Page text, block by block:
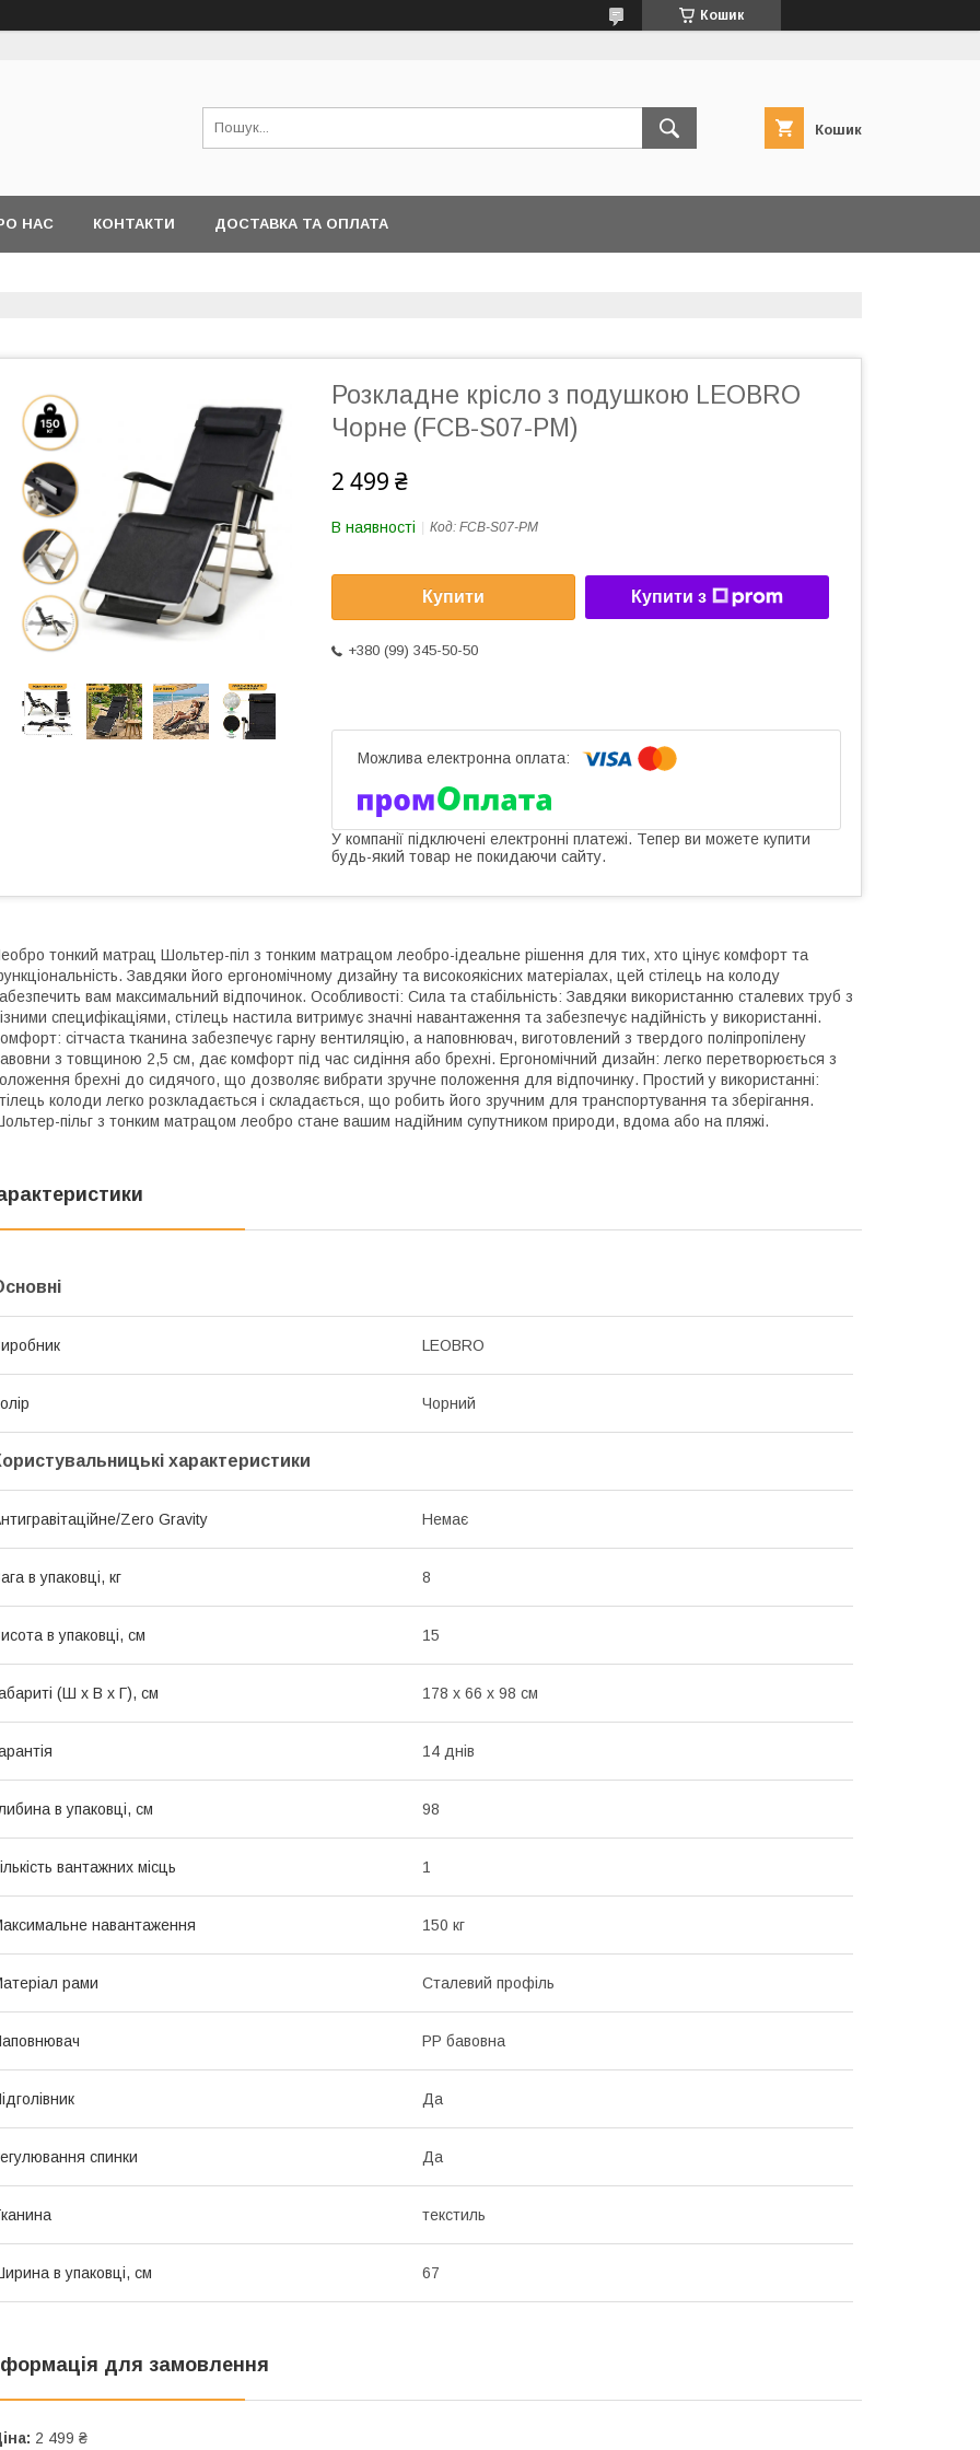
Кошик
Кошик
НАС КОНТАКТИ ДОСТАВКА ТА ОПЛАТА
Розкладне крісло з подушкою LEOBRO
Чорне (FCB-S07-PM)
2 499 ₴
В наявності Код: FCB-S07-PM
Купити Купити з
+380 (99) 345-50-50
У компанії підключені електронні платежі. Тепер ви можете купити
будь-який товар не покидаючи сайту.
тонкий матрац Шольтер-піл з тонким матрацом леобро-ідеальне рішення для тих, хто цінує комфорт та
Завдяки його ергономічному дизайну та високоякісних матеріалах, цей стілець на колоду
вам максимальний відпочинок. Особливості: Сила та стабільність: Завдяки використанню сталевих труб з
специфікаціями, стілець настила витримує значні навантаження та забезпечує надійність у використанні.
сітчаста тканина забезпечує гарну вентиляцію, а наповнювач, виготовлений з твердого поліпропілену
з товщиною 2,5 см, дає комфорт під час сидіння або брехні. Ергономічний дизайн: легко перетворюється з
брехні до сидячого, що дозволяє вибрати зручне положення для відпочинку. Простий у використанні:
колоди легко розкладається і складається, що робить його зручним для транспортування та зберігання.
пільг з тонким матрацом леобро стане вашим надійним супутником природи, вдома або на пляжі.
LEOBRO
Чорний
характеристики
Zero Gravity Немає
в упаковці, кг 8
в упаковці, см 15
(Ш х В х Г), см 178 х 66 х 98 см
14 днів
в упаковці, см 98
вантажних місць 1
навантаження 150 кг
рами Сталевий профіль
PP бавовна
Да
спинки Да
текстиль
в упаковці, см 67
для замовлення
2 499 ₴